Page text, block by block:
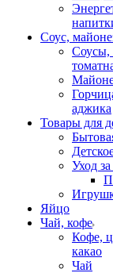
Соус,
Соусы,
аджика
Товары для
Уход
Яйцо
Чай, кофе
Кофе,
какао
Чай